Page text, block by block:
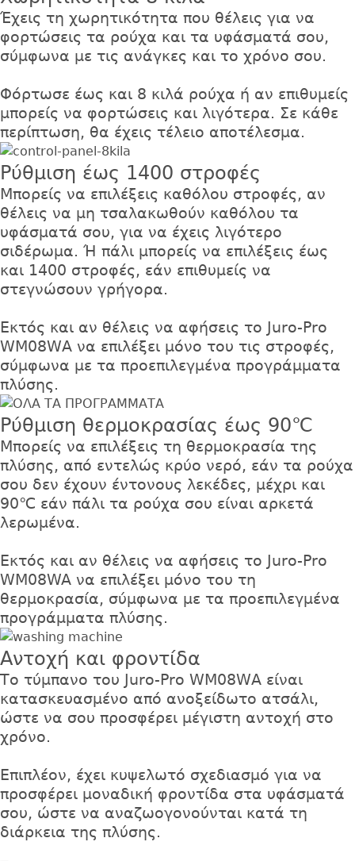
Έχεις τη χωρητικότητα που θέλεις για να
φορτώσεις τα ρούχα και τα υφάσματά σου,
σύμφωνα με τις ανάγκες και το χρόνο σου.
Φόρτωσε έως και 8 κιλά ρούχα ή αν επιθυμείς
μπορείς να φορτώσεις και λιγότερα. Σε κάθε
περίπτωση, θα έχεις τέλειο αποτέλεσμα.
Ρύθμιση έως 1400 στροφές
Μπορείς να επιλέξεις καθόλου στροφές, αν
θέλεις να μη τσαλακωθούν καθόλου τα
υφάσματά σου, για να έχεις λιγότερο
σιδέρωμα. Ή πάλι μπορείς να επιλέξεις έως
και 1400 στροφές, εάν επιθυμείς να
στεγνώσουν γρήγορα.
Εκτός και αν θέλεις να αφήσεις το Juro-Pro
WM08WΑ να επιλέξει μόνο του τις στροφές,
σύμφωνα με τα προεπιλεγμένα προγράμματα
πλύσης.
Ρύθμιση θερμοκρασίας έως 90℃
Μπορείς να επιλέξεις τη θερμοκρασία της
πλύσης, από εντελώς κρύο νερό, εάν τα ρούχα
σου δεν έχουν έντονους λεκέδες, μέχρι και
90℃ εάν πάλι τα ρούχα σου είναι αρκετά
λερωμένα.
Εκτός και αν θέλεις να αφήσεις το Juro-Pro
WM08WA να επιλέξει μόνο του τη
θερμοκρασία, σύμφωνα με τα προεπιλεγμένα
προγράμματα πλύσης.
Αντοχή και φροντίδα
Το τύμπανο του Juro-Pro WM08WΑ είναι
κατασκευασμένο από ανοξείδωτο ατσάλι,
ώστε να σου προσφέρει μέγιστη αντοχή στο
χρόνο.
Επιπλέον, έχει κυψελωτό σχεδιασμό για να
προσφέρει μοναδική φροντίδα στα υφάσματά
σου, ώστε να αναζωογονούνται κατά τη
διάρκεια της πλύσης.